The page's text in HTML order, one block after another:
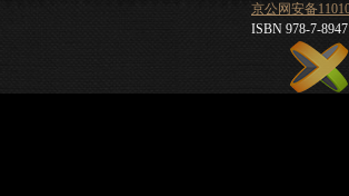
京公网安备
ISBN 978-7-